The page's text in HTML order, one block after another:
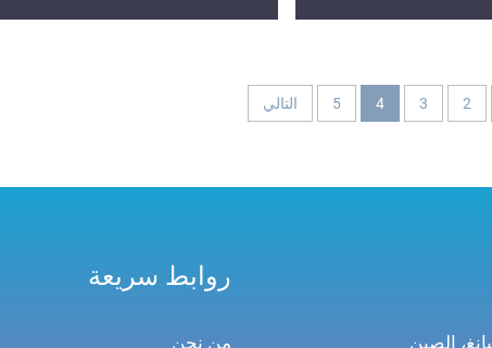
2
3
4
5 التالي
روابط سريعة
من نحن